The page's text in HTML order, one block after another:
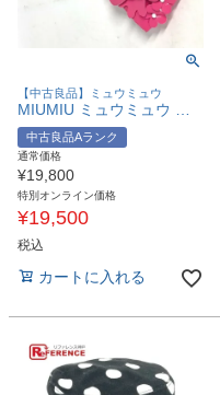
【中古良品】ミュウミュウ
中古良品Aランク
通常価格
¥19,800
特別オンライン価格
¥19,500
税込
カートに入れる